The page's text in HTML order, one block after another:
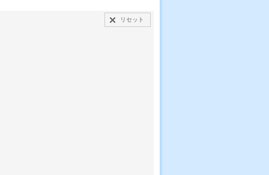
リセット